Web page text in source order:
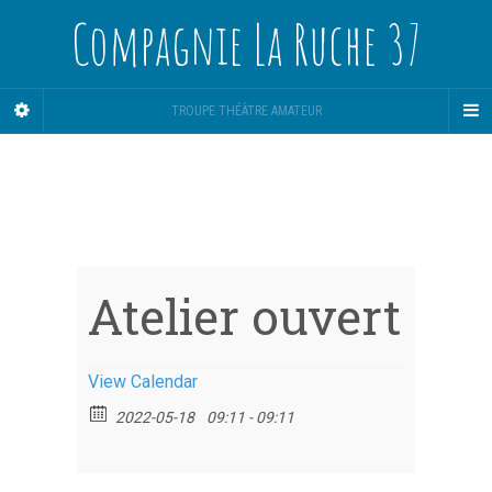
Compagnie La Ruche 37
TROUPE THÉÂTRE AMATEUR
Atelier ouvert
View Calendar
2022-05-18 09:11 - 09:11